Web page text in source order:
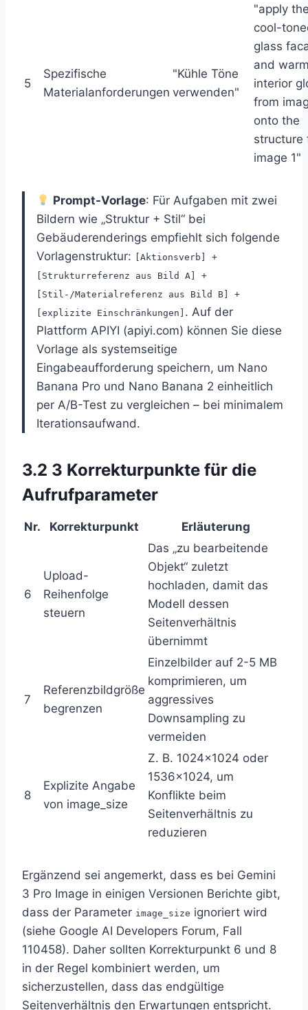
5
Spezifische
Materialanforderungen
"Kühle Töne
verwenden"
"apply
cool-
glass
and
interior
from
onto the
structure
image 1"
Prompt-Vorlage: Für Aufgaben mit zwei
Bildern wie „Struktur + Stil“ bei
Gebäuderenderings empfiehlt sich folgende
Vorlagenstruktur:
[Aktionsverb] +
[Strukturreferenz aus Bild A] +
[Stil-/Materialreferenz aus Bild B] +
[explizite Einschränkungen] . Auf der
Plattform APIYI (apiyi.com) können Sie diese
Vorlage als systemseitige
Eingabeaufforderung speichern, um Nano
Banana Pro und Nano Banana 2 einheitlich
per A/B-Test zu vergleichen – bei minimalem
Iterationsaufwand.
3.2 3 Korrekturpunkte für die
Aufrufparameter
Nr. Korrekturpunkt Erläuterung
6
Upload-
Reihenfolge
steuern
Das „zu bearbeitende
Objekt“ zuletzt
hochladen, damit das
Modell dessen
Seitenverhältnis
übernimmt
7
Referenzbildgröße
begrenzen
Einzelbilder auf 2-5 MB
komprimieren, um
aggressives
Downsampling zu
vermeiden
8
Explizite Angabe
von image_size
Z. B. 1024×1024 oder
1536×1024, um
Konflikte beim
Seitenverhältnis zu
reduzieren
Ergänzend sei angemerkt, dass es bei Gemini
3 Pro Image in einigen Versionen Berichte gibt,
dass der Parameter image_size ignoriert wird
(siehe Google AI Developers Forum, Fall
110458). Daher sollten Korrekturpunkt 6 und 8
in der Regel kombiniert werden, um
sicherzustellen, dass das endgültige
Seitenverhältnis den Erwartungen entspricht.